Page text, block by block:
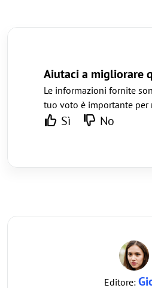
Aiutaci a migliorare
Le informazioni fornite
tuo voto è importante per
Sì No
Editore: